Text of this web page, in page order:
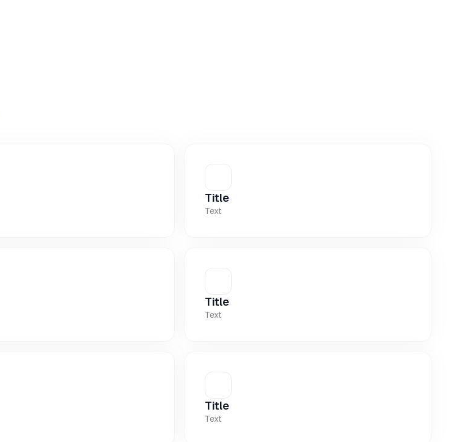
Title
Text
Title
Text
Title
Text